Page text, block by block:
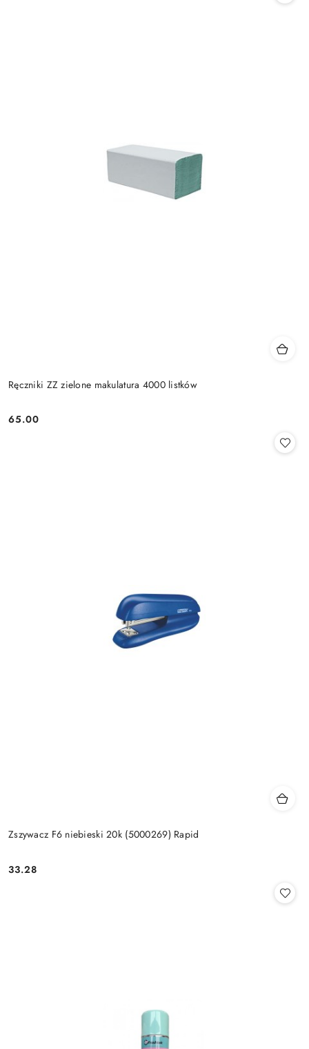
Ręczniki ZZ zielone makulatura 4000 listków
Cena:
65.00
Zszywacz F6 niebieski 20k (5000269) Rapid
Cena:
33.28